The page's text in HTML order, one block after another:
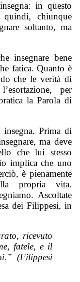
in questo
quindi, chiunque
soltanto, ma
insegnare bene
fatica. Quanto è
che le verità di
per
la Parola di
Prima di
ma deve
che lui stesso
implica che uno
è pienamente
propria vita.
Ascoltate
dei Filippesi, in
ricevuto
fatele, e il
(Filippesi